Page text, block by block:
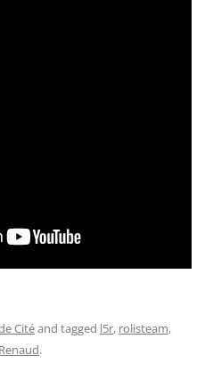
Citéand tagged l5r, rolisteam,
Renaud.